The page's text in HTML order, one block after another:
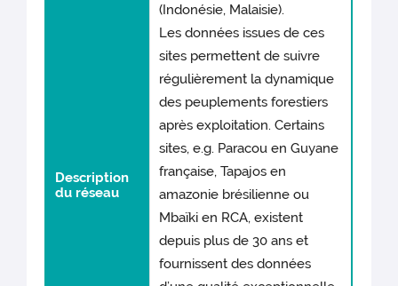
Description
du réseau
(Indonésie, Malaisie).
Les données issues de ces
sites permettent de suivre
régulièrement la dynamique
des peuplements forestiers
après exploitation. Certains
sites, e.g. Paracou en Guyane
française, Tapajos en
amazonie brésilienne ou
Mbaïki en RCA, existent
depuis plus de 30 ans et
fournissent des données